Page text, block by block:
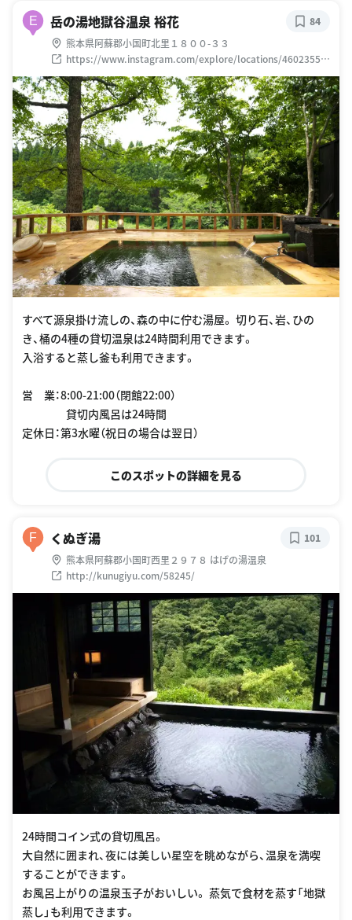
E 岳の湯地獄谷温泉 裕花
熊本県阿蘇郡小国町北里１８００-３３
https://www.instagram.com/explore/locations/46023558
7
84
すべて源泉掛け流しの、森の中に佇む湯屋。 切り石、岩、ひの
き、桶の4種の貸切温泉は24時間利用できます。
入浴すると蒸し釜も利用できます。
営 業：8:00-21:00（閉館22:00）
貸切内風呂は24時間
定休日：第3水曜（祝日の場合は翌日）
このスポットの詳細を見る
F くぬぎ湯
熊本県阿蘇郡小国町西里２９７８ はげの湯温泉
http://kunugiyu.com/58245/
101
24時間コイン式の貸切風呂。
大自然に囲まれ、夜には美しい星空を眺めながら、温泉を満喫
することができます。
お風呂上がりの温泉玉子がおいしい。 蒸気で食材を蒸す「地獄
蒸し」も利用できます。